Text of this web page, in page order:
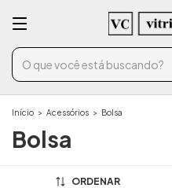
Início > Acessórios > Bolsa
Bolsa
ORDENAR